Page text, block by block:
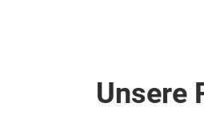
Unsere